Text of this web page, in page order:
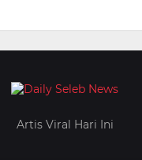
Artis Viral Hari Ini